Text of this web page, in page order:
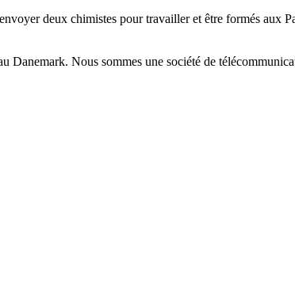
deux chimistes pour travailler et être formés aux
Nous sommes une société de